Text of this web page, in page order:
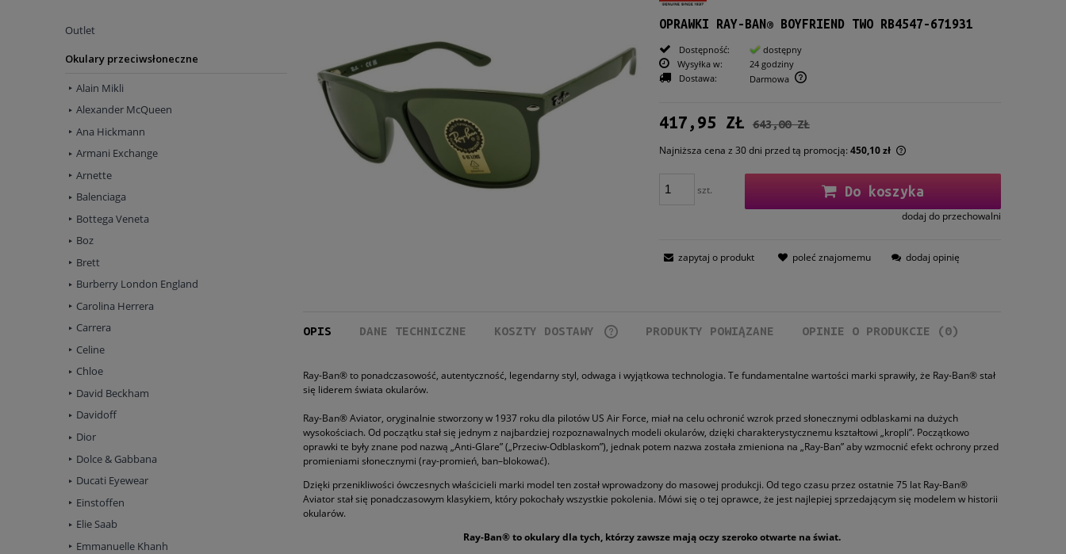
Outlet
Okulary przeciwsłoneczne
Alain Mikli
Alexander McQueen
Ana Hickmann
Armani Exchange
Arnette
Balenciaga
Bottega Veneta
Boz
Brett
Burberry London England
Carolina Herrera
Carrera
Celine
Chloe
David Beckham
Davidoff
Dior
Dolce & Gabbana
Ducati Eyewear
Einstoffen
Elie Saab
Emmanuelle Khanh
OPRAWKI RAY-BAN® BOYFRIEND TWO RB4547-671931
Dostępność:
dostępny
Wysyłka w:
24 godziny
Dostawa:
Darmowa
417,95 ZŁ
643,00 ZŁ
Najniższa cena z 30 dni przed tą promocją:450,10 zł
Jeżeli produkt jest sprzedawany krócej niż
30 dni, wyświetlana jest najniższa cena od
szt. Do koszyka
dodaj do przechowalni
zapytaj o produkt poleć znajomemu dodaj opinię
OPIS DANE TECHNICZNE KOSZTY DOSTAWY
CENA NIE ZAWIERA EWENTUALNYCH
PRODUKTY POWIĄZANE OPINIE O PRODUKCIE (0)
Ray-Ban® to ponadczasowość, autentyczność, legendarny styl, odwaga i wyjątkowa technologia. Te fundamentalne wartości marki sprawiły, że Ray-Ban® stał
się liderem świata okularów.
Ray-Ban® Aviator, oryginalnie stworzony w 1937 roku dla pilotów US Air Force, miał na celu ochronić wzrok przed słonecznymi odblaskami na dużych
wysokościach. Od początku stał się jednym z najbardziej rozpoznawalnych modeli okularów, dzięki charakterystycznemu kształtowi „kropli”. Początkowo
oprawki te były znane pod nazwą „Anti-Glare” („Przeciw-Odblaskom”), jednak potem nazwa została zmieniona na „Ray-Ban” aby wzmocnić efekt ochrony przed
promieniami słonecznymi (ray-promień, ban–blokować).
Dzięki przenikliwości ówczesnych właścicieli marki model ten został wprowadzony do masowej produkcji. Od tego czasu przez ostatnie 75 lat Ray-Ban®
Aviator stał się ponadczasowym klasykiem, który pokochały wszystkie pokolenia. Mówi się o tej oprawce, że jest najlepiej sprzedającym się modelem w historii
okularów.
Ray-Ban® to okulary dla tych, którzy zawsze mają oczy szeroko otwarte na świat.